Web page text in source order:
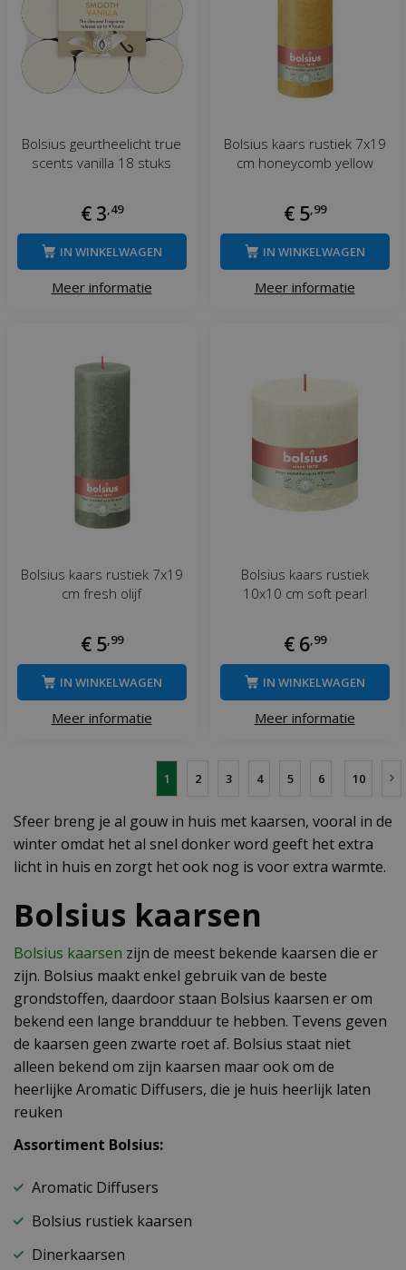
Bolsius geurtheelicht true
scents vanilla 18 stuks
€ 3 49
Meer informatie
IN WINKELWAGEN
Bolsius kaars rustiek 7x19
cm honeycomb yellow
€ 5 99
Meer informatie
IN WINKELWAGEN
Bolsius kaars rustiek 7x19
cm fresh olijf
€ 5 99
Meer informatie
IN WINKELWAGEN
Bolsius kaars rustiek
10x10 cm soft pearl
€ 6 99
Meer informatie
IN WINKELWAGEN
1 2 3 4 5 6 10
Sfeer breng je al gouw in huis met kaarsen, vooral in de
winter omdat het al snel donker word geeft het extra
licht in huis en zorgt het ook nog is voor extra warmte.
Bolsius kaarsen
Bolsius kaarsen zijn de meest bekende kaarsen die er
zijn. Bolsius maakt enkel gebruik van de beste
grondstoffen, daardoor staan Bolsius kaarsen er om
bekend een lange brandduur te hebben. Tevens geven
de kaarsen geen zwarte roet af. Bolsius staat niet
alleen bekend om zijn kaarsen maar ook om de
heerlijke Aromatic Diffusers, die je huis heerlijk laten
reuken
Assortiment Bolsius:
Aromatic Diffusers
Bolsius rustiek kaarsen
Dinerkaarsen